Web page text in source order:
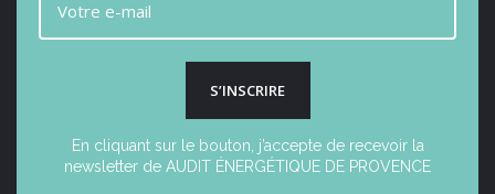
S’INSCRIRE
En cliquant sur le bouton, j’accepte de recevoir la
newsletter de AUDIT ÉNERGÉTIQUE DE PROVENCE